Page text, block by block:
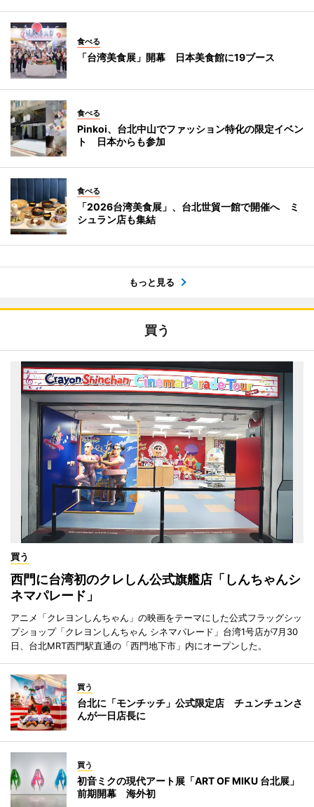
食べる
「台湾美食展」開幕 日本美食館に19ブース
食べる
Pinkoi、台北中山でファッション特化の限定イベン
ト 日本からも参加
食べる
「2026台湾美食展」、台北世貿一館で開催へ ミ
シュラン店も集結
もっと見る
買う
買う
西門に台湾初のクレしん公式旗艦店「しんちゃんシ
ネマパレード」
アニメ「クレヨンしんちゃん」の映画をテーマにした公式フラッグシッ
プショップ「クレヨンしんちゃん シネマパレード」台湾1号店が7月30
日、台北MRT西門駅直通の「西門地下市」内にオープンした。
買う
台北に「モンチッチ」公式限定店 チュンチュンさ
んが一日店長に
買う
初音ミクの現代アート展「ART OF MIKU 台北展」
前期開幕 海外初